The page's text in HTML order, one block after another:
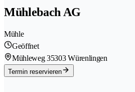
Mühlebach AG
Mühle
Geöffnet
Mühleweg 35303 Würenlingen
Termin reservieren